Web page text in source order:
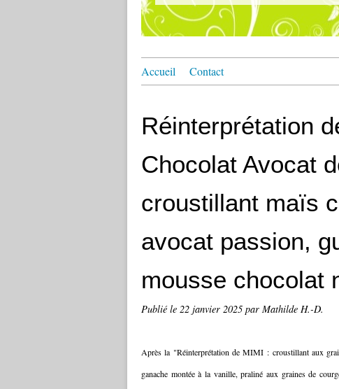
Accueil Contact
Réinterprétation
Chocolat Avocat
croustillant maïs
avocat passion,
mousse chocolat
Publié le 22 janvier 2025 par Mathilde H.-D.
Après la "Réinterprétation de MIMI : croustillant aux
ganache montée à la vanille, praliné aux graines de